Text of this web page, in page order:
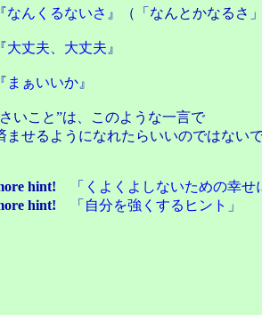
なんくるないさ 』（「なんとかなるさ
大丈夫、大丈夫 』
まぁいいか 』
いこと”は、このような一言で
せるようになれたらいいのではないで
hint! 「 くよくよしないための幸せ
hint! 「 自分を強くするヒント 」